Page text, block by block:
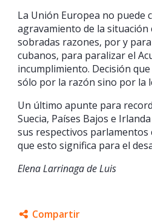
La Unión Europea no puede
agravamiento de la situación
sobradas razones, por y
cubanos, para paralizar el
incumplimiento. Decisión
sólo por la razón sino por la
Un último apunte para
Suecia, Países Bajos e
sus respectivos parlamentos
que esto significa para el
Elena Larrinaga de Luis
Compartir